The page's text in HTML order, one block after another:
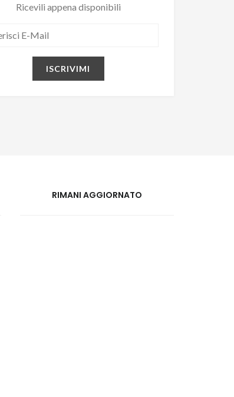
Ricevili appena disponibili
RIMANI AGGIORNATO